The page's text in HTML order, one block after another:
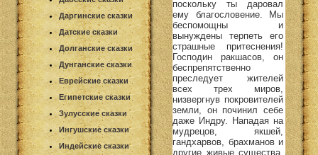
Даргинские сказки
Датские сказки
Долганские сказки
Дунганские сказки
Еврейские сказки
Египетские сказки
Зулусские сказки
Ингушские сказки
Индейские сказки
поскольку ты даровал
ему благословение. Мы
беспомощны и
вынуждены терпеть его
страшные притеснения!
Господин ракшасов, он
беспрепятственно
преследует жителей
всех трех миров,
низвергнув покровителей
земли, он починил себе
даже Индру. Нападая на
мудрецов, якшей,
гандхарвов, брахманов и
другие живые существа,